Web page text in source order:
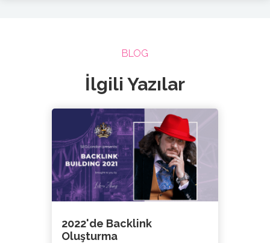
BLOG
İlgili Yazılar
2022'de Backlink
Oluşturma